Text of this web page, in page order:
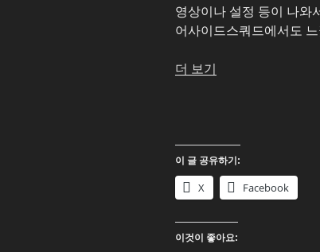
영상이나 설정 등이 나와
어사이드스쿼드에서도
더 보기
커
(Peacemaker)
시
즌
1
Blu-
이 글 공유하기:
X Facebook
이것이 좋아요: